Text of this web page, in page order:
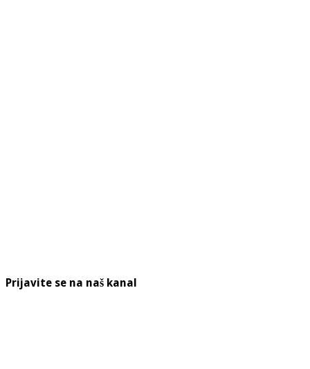
Prijavite se na naš kanal